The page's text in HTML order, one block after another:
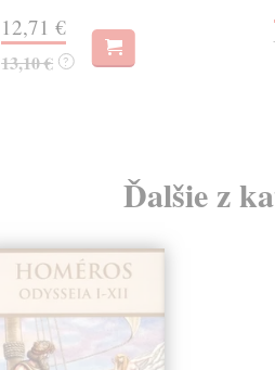
12,71 €
13,10 € ?
Ďalšie z